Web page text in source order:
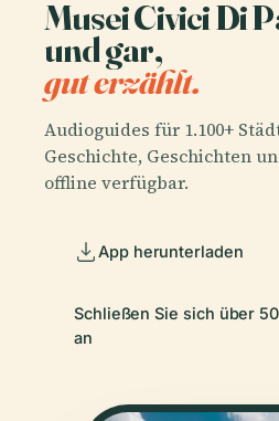
Musei Civici Di
und gar,
gut erzählt.
Audioguides für 1.100+
Geschichte, Geschichten
offline verfügbar.
App herunterladen
Schließen Sie sich über
an